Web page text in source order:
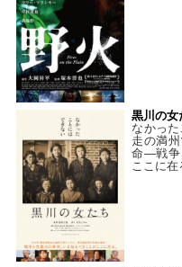
黒川の
なかっ
走の満
命―戦争
ここに在